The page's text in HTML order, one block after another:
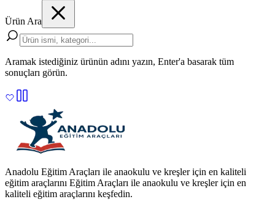
Ürün Ara
Aramak istediğiniz ürünün adını yazın, Enter'a basarak tüm
sonuçları görün.
Anadolu Eğitim Araçları ile anaokulu ve kreşler için en kaliteli
eğitim araçlarını Eğitim Araçları ile anaokulu ve kreşler için en
kaliteli eğitim araçlarını keşfedin.